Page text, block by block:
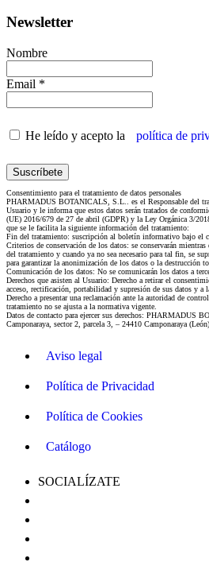
Newsletter
Nombre
Email *
He leído y acepto la política de
Consentimiento para el tratamiento de datos personales
PHARMADUS BOTANICALS, S.L.. es el Responsable del
Usuario y le informa que estos datos serán tratados de
(UE) 2016/679 de 27 de abril (GDPR) y la Ley Orgánica 3/
que se le facilita la siguiente información del tratamiento:
Fin del tratamiento: suscripción al boletín informativo bajo el
Criterios de conservación de los datos: se conservarán
del tratamiento y cuando ya no sea necesario para tal fin, se
para garantizar la anonimización de los datos o la destrucción
Comunicación de los datos: No se comunicarán los datos a
Derechos que asisten al Usuario: Derecho a retirar el
acceso, rectificación, portabilidad y supresión de sus datos y
Derecho a presentar una reclamación ante la autoridad de
tratamiento no se ajusta a la normativa vigente.
Datos de contacto para ejercer sus derechos: PHARMADUS
Camponaraya, sector 2, parcela 3, – 24410 Camponaraya
Aviso legal
Política de Privacidad
Política de Cookies
Catálogo
SOCIALÍZATE